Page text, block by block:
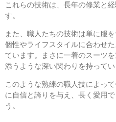
これらの技術は、長年の修業と
す。
また、職人たちの技術は単に服
個性やライフスタイルに合わせ
ています。まさに一着のスーツ
添うような深い関わりを持ってい
このような熟練の職人技によっ
に自信と誇りを与え、長く愛用
う。